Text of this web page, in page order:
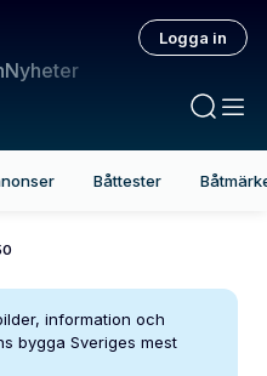
Nyheter
Logga in
Båttester
information och
bygga Sveriges mest